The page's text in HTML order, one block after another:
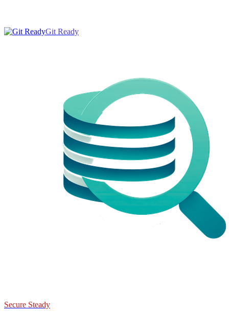
Git Ready
Secure Steady